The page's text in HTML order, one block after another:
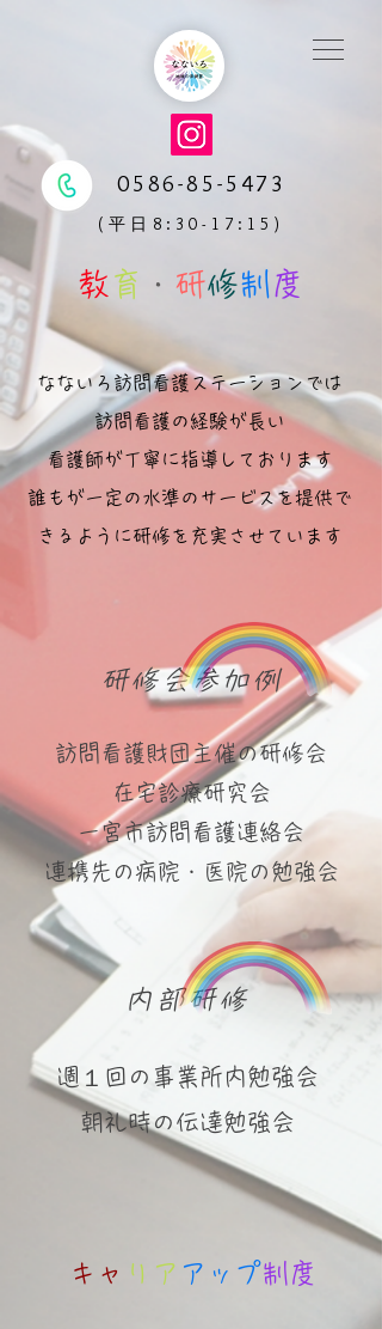
0586-85-5473
(平日8:30-17:15)
教 育 ・ 研修制 度
なないろ訪問看護ステーションでは
訪問看護の経験が長い
看護師が丁寧に指導しております
誰もが一定の水準のサービスを提供で
きるように研修を充実させています
研修会参加例
訪問看護財団主催の研修会
在宅診療研究会
一宮市訪問看護連絡会
連携先の病院・医院の勉強会
内部研修
週１回の事業所内勉強会
朝礼時の伝達勉強会
キャ リア アップ制度